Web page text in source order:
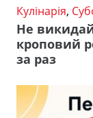
Кулінарія,
Не
кроповий
за раз